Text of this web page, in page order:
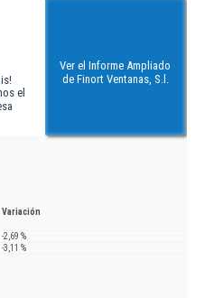
el
Ver el Informe Ampliado
de Finort Ventanas, S.l.
Variación
-2,69 %
-3,11 %